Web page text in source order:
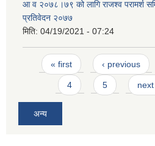
आ व २०७८।७९ को लागि राजश्व परामर्श
प्रतिवेदन २०७७
मिति: 04/19/2021 - 07:24
Pages
« first ‹ previous
4 5 next
अन्य